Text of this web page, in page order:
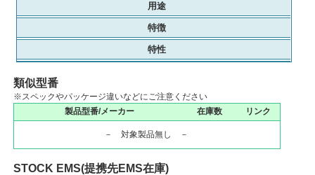
用途
特徴
特性
類似型番
※スペックやパッケージ違いなどにご注意ください
製品型番/メーカー
在庫数 リンク
－ 対象製品無し －
STOCK EMS(提携先EMS在庫)